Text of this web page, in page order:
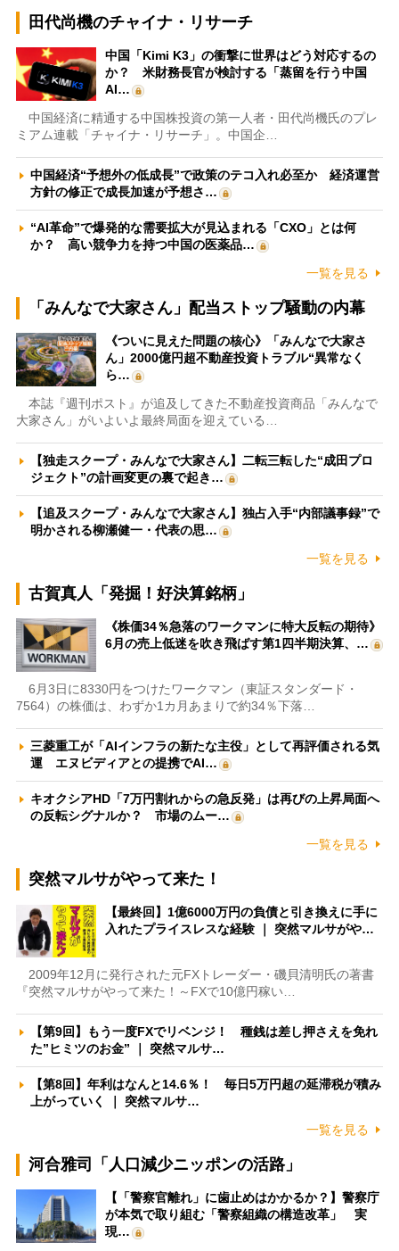
田代尚機のチャイナ・リサーチ
中国「Kimi K3」の衝撃に世界はどう対応するの
か？ 米財務長官が検討する「蒸留を行う中国
AI…
中国経済に精通する中国株投資の第一人者・田代尚機氏のプレ
ミアム連載「チャイナ・リサーチ」。中国企…
中国経済“予想外の低成長”で政策のテコ入れ必至か 経済運営
方針の修正で成長加速が予想さ…
“AI革命”で爆発的な需要拡大が見込まれる「CXO」とは何
か？ 高い競争力を持つ中国の医薬品…
一覧を見る
「みんなで大家さん」配当ストップ騒動の内幕
《ついに見えた問題の核心》「みんなで大家さ
ん」2000億円超不動産投資トラブル“異常なく
ら…
本誌『週刊ポスト』が追及してきた不動産投資商品「みんなで
大家さん」がいよいよ最終局面を迎えている…
【独走スクープ・みんなで大家さん】二転三転した“成田プロ
ジェクト”の計画変更の裏で起き…
【追及スクープ・みんなで大家さん】独占入手“内部議事録”で
明かされる柳瀬健一・代表の思…
一覧を見る
古賀真人「発掘！好決算銘柄」
《株価34％急落のワークマンに特大反転の期待》
6月の売上低迷を吹き飛ばす第1四半期決算、…
6月3日に8330円をつけたワークマン（東証スタンダード・
7564）の株価は、わずか1カ月あまりで約34％下落…
三菱重工が「AIインフラの新たな主役」として再評価される気
運 エヌビディアとの提携でAI…
キオクシアHD「7万円割れからの急反発」は再びの上昇局面へ
の反転シグナルか？ 市場のムー…
一覧を見る
突然マルサがやって来た！
【最終回】1億6000万円の負債と引き換えに手に
入れたプライスレスな経験 ｜ 突然マルサがや…
2009年12月に発行された元FXトレーダー・磯貝清明氏の著書
『突然マルサがやって来た！～FXで10億円稼い…
【第9回】もう一度FXでリベンジ！ 種銭は差し押さえを免れ
た”ヒミツのお金” ｜ 突然マルサ…
【第8回】年利はなんと14.6％！ 毎日5万円超の延滞税が積み
上がっていく ｜ 突然マルサ…
一覧を見る
河合雅司「人口減少ニッポンの活路」
【「警察官離れ」に歯止めはかかるか？】警察庁
が本気で取り組む「警察組織の構造改革」 実
現…